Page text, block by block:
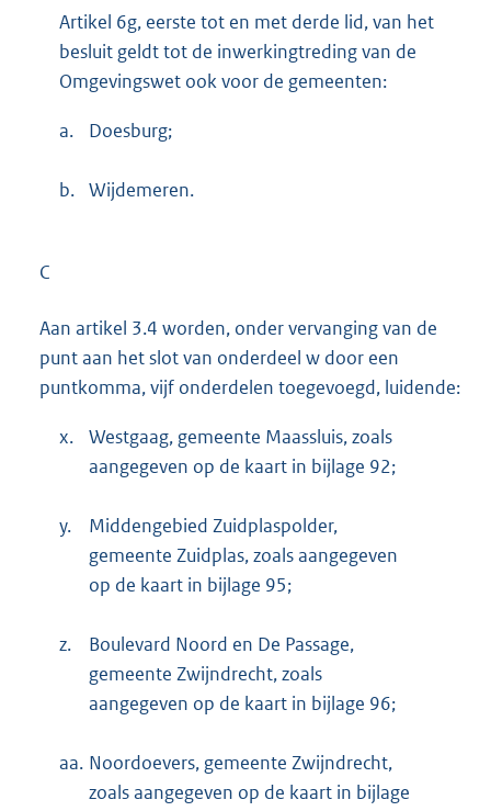
Artikel 6g, eerste tot en met derde lid, van het
besluit geldt tot de inwerkingtreding van de
Omgevingswet ook voor de gemeenten:
a. Doesburg;
b. Wijdemeren.
C
Aan artikel 3.4 worden, onder vervanging van de
punt aan het slot van onderdeel w door een
puntkomma, vijf onderdelen toegevoegd, luidende:
x.
Westgaag, gemeente Maassluis, zoals
aangegeven op de kaart in bijlage 92;
y.
Middengebied Zuidplaspolder,
gemeente Zuidplas, zoals aangegeven
op de kaart in bijlage 95;
z.
Boulevard Noord en De Passage,
gemeente Zwijndrecht, zoals
aangegeven op de kaart in bijlage 96;
aa. Noordoevers, gemeente Zwijndrecht,
zoals aangegeven op de kaart in bijlage